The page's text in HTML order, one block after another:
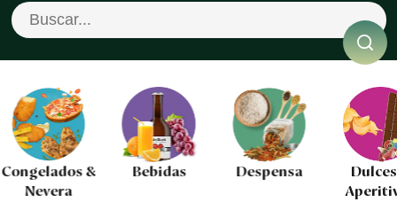
Congelados &
Nevera
Bebidas Despensa